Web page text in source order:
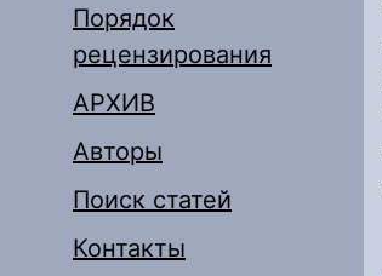
Порядок
рецензирования
АРХИВ
Авторы
Поиск статей
Контакты